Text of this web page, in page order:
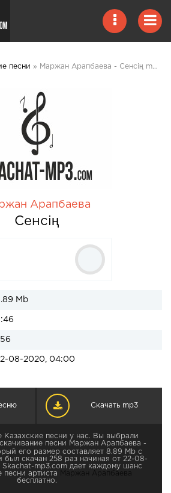
песни » Маржан Арапбаева - Сенсің mp3 скачать
Арапбаева
Сенсің
Mb
08-2020, 04:00
Скачать mp3
песни у нас. Вы выбрали
песни Маржан Арапбаева -
его размер составляет 8.89 Mb с
был скачан 258 раз начиная от 22-08-
mp3.com дает каждому шанс
песни артиста
Маржан Арапбаева
бесплатно.